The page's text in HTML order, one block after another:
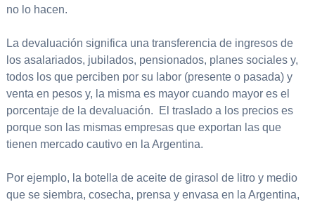
no lo hacen.
La devaluación significa una transferencia de ingresos de
los asalariados, jubilados, pensionados, planes sociales y,
todos los que perciben por su labor (presente o pasada) y
venta en pesos y, la misma es mayor cuando mayor es el
porcentaje de la devaluación. El traslado a los precios es
porque son las mismas empresas que exportan las que
tienen mercado cautivo en la Argentina.
Por ejemplo, la botella de aceite de girasol de litro y medio
que se siembra, cosecha, prensa y envasa en la Argentina,